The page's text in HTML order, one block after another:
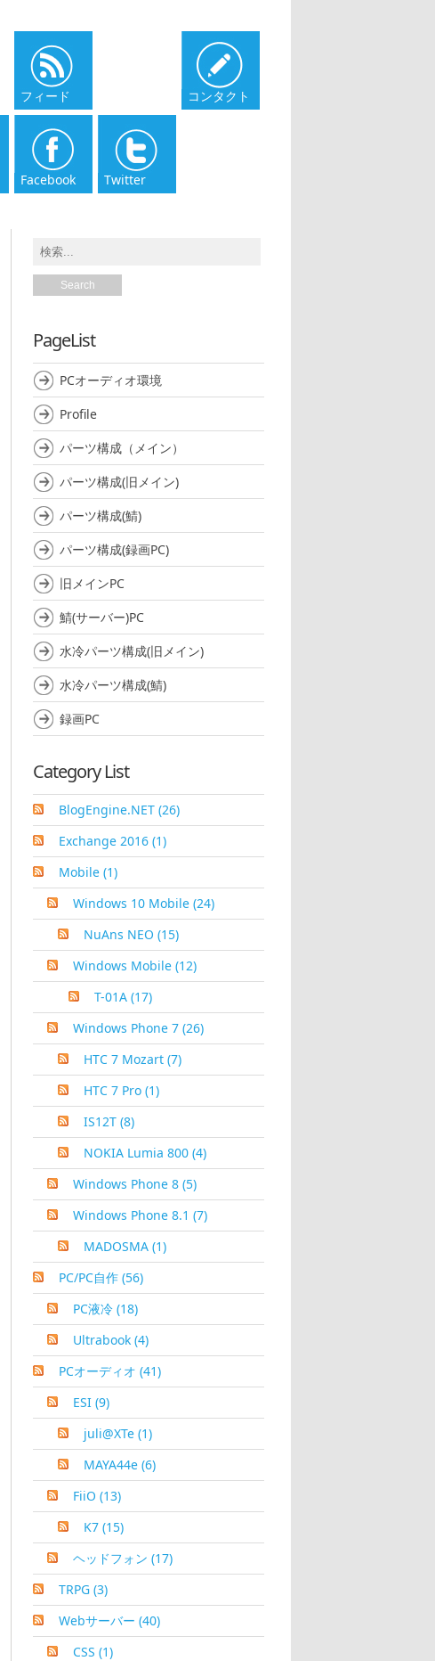
フィード コンタクト
Facebook Twitter
PageList
PCオーディオ環境
Profile
パーツ構成（メイン）
パーツ構成(旧メイン)
パーツ構成(鯖)
パーツ構成(録画PC)
旧メインPC
鯖(サーバー)PC
水冷パーツ構成(旧メイン)
水冷パーツ構成(鯖)
録画PC
Category List
BlogEngine.NET (26)
Exchange 2016 (1)
Mobile (1)
Windows 10 Mobile (24)
NuAns NEO (15)
Windows Mobile (12)
T-01A (17)
Windows Phone 7 (26)
HTC 7 Mozart (7)
HTC 7 Pro (1)
IS12T (8)
NOKIA Lumia 800 (4)
Windows Phone 8 (5)
Windows Phone 8.1 (7)
MADOSMA (1)
PC/PC自作 (56)
PC液冷 (18)
Ultrabook (4)
PCオーディオ (41)
ESI (9)
juli@XTe (1)
MAYA44e (6)
FiiO (13)
K7 (15)
ヘッドフォン (17)
TRPG (3)
Webサーバー (40)
CSS (1)